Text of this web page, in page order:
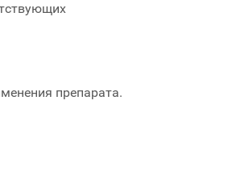
препарата.